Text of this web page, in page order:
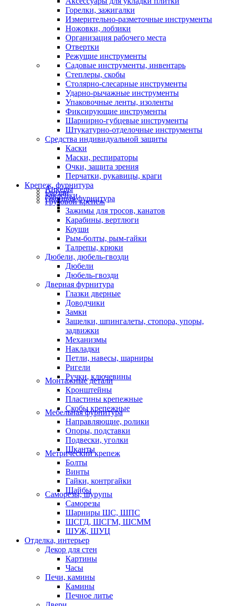
Горелки, зажигалки
Измерительно-разметочные инструменты
Ножовки, лобзики
Организация рабочего места
Отвертки
Режущие инструменты
Садовые инструменты, инвентарь
Степлеры, скобы
Столярно-слесарные инструменты
Ударно-рычажные инструменты
Упаковочные ленты, изоленты
Фиксирующие инструменты
Шарнирно-губцевые инструменты
Штукатурно-отделочные инструменты
Средства индивидуальной защиты
Каски
Маски, респираторы
Очки, защита зрения
Перчатки, рукавицы, краги
Крепеж, фурнитура
Анкеры
Гвозди
Заклепки
Оконная фурнитура
Грузовой крепеж
Зажимы для тросов, канатов
Карабины, вертлюги
Коуши
Рым-болты, рым-гайки
Талрепы, крюки
Дюбели, дюбель-гвозди
Дюбели
Дюбель-гвозди
Дверная фурнитура
Глазки дверные
Доводчики
Замки
Защелки, шпингалеты, стопора, упоры,
задвижки
Механизмы
Накладки
Петли, навесы, шарниры
Ригели
Ручки, ключевины
Монтажные детали
Кронштейны
Пластины крепежные
Скобы крепежные
Мебельная фурнитура
Направляющие, ролики
Опоры, подставки
Подвески, уголки
Шканты
Метрический крепеж
Болты
Винты
Гайки, контргайки
Шайбы
Саморезы, шурупы
Саморезы
Шарниры ШС, ШПС
ШСГД, ШСГМ, ШСММ
ШУЖ, ШУЦ
Отделка, интерьер
Декор для стен
Картины
Часы
Печи, камины
Камины
Печное литье